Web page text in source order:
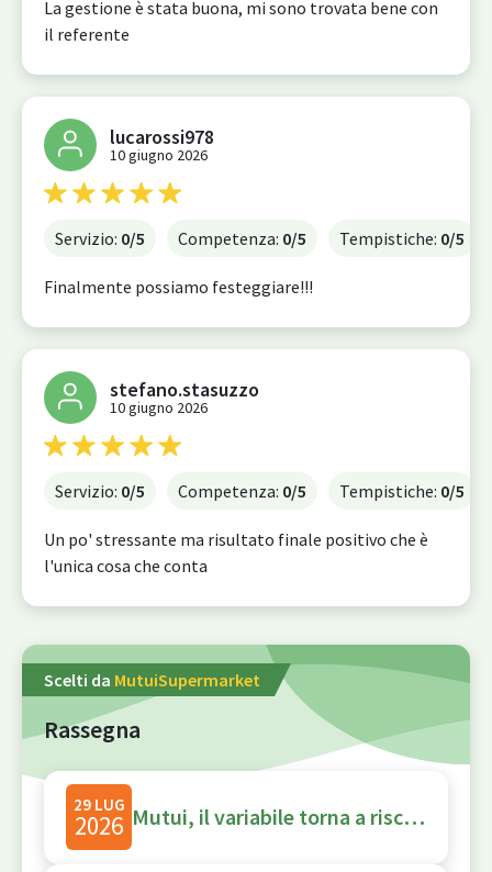
La gestione è stata buona, mi sono trovata bene con
il referente
lucarossi978
10 giugno 2026
Servizio: 0/5 Competenza: 0/5 Tempistiche: 0/5
Finalmente possiamo festeggiare!!!
stefano.stasuzzo
10 giugno 2026
Servizio: 0/5 Competenza: 0/5 Tempistiche: 0/5
Un po' stressante ma risultato finale positivo che è
l'unica cosa che conta
Scelti da MutuiSupermarket
Rassegna
29 LUG
2026 Mutui, il variabile torna a rischio, ecco quando potrebbe costare più del fisso: le simulazioni